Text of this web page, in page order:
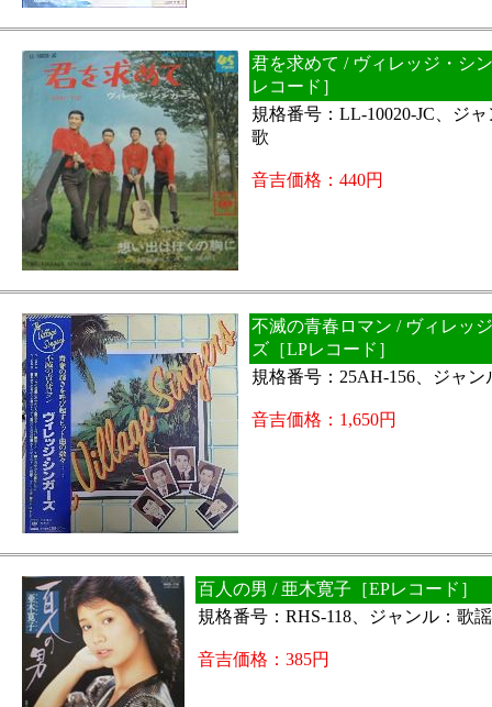
君を求めて / ヴィレッジ・シ
レコード］
規格番号：LL-10020-JC、ジ
歌
音吉価格：440円
不滅の青春ロマン / ヴィレッ
ズ［LPレコード］
規格番号：25AH-156、ジャ
音吉価格：1,650円
百人の男 / 亜木寛子［EPレコード］
規格番号：RHS-118、ジャンル：歌
音吉価格：385円